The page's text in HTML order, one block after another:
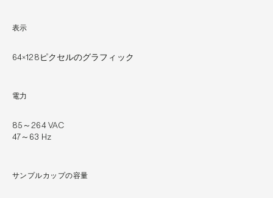
表示
64×128ピクセルのグラフィック
電力
85～264 VAC
47～63 Hz
サンプルカップの容量